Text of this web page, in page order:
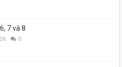
7 và 8
0